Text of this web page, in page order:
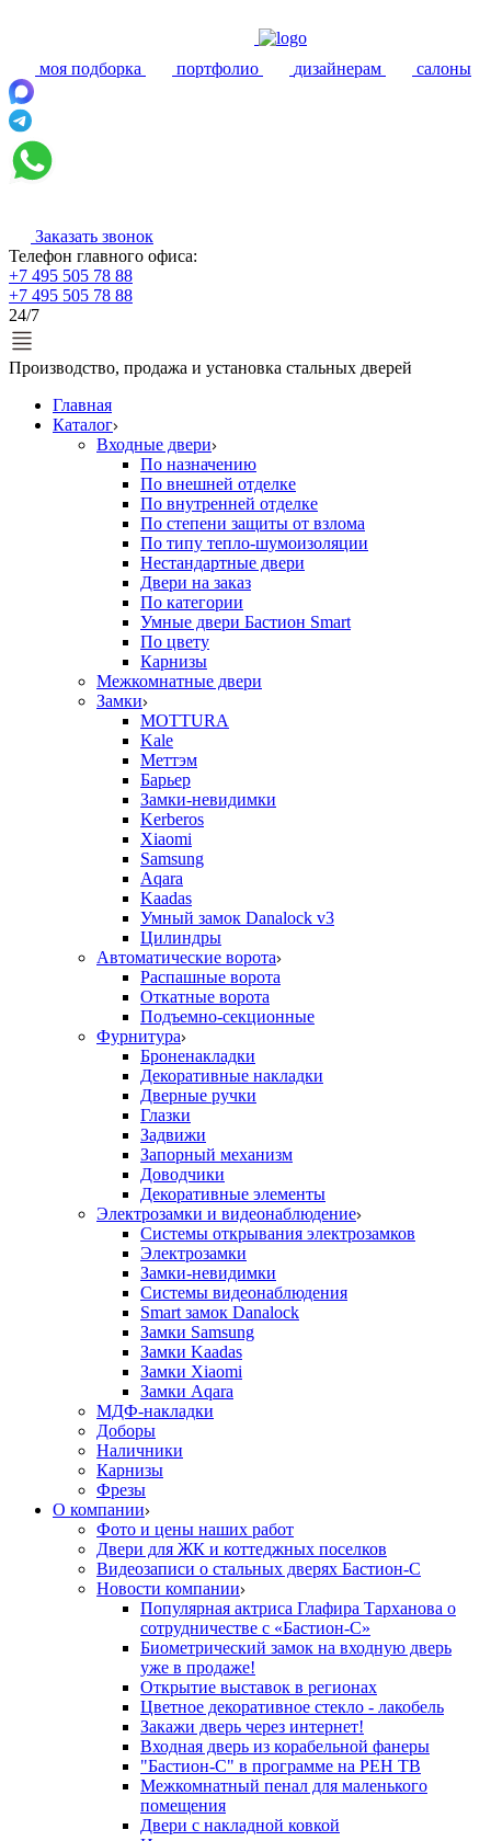
моя подборка портфолио дизайнерам салоны
Заказать звонок
Телефон главного офиса:
+7 495 505 78 88
+7 495 505 78 88
24/7
Производство, продажа и установка стальных дверей
Главная
Каталог
Входные двери
По назначению
По внешней отделке
По внутренней отделке
По степени защиты от взлома
По типу тепло-шумоизоляции
Нестандартные двери
Двери на заказ
По категории
Умные двери Бастион Smart
По цвету
Карнизы
Межкомнатные двери
Замки
MOTTURA
Kale
Меттэм
Барьер
Замки-невидимки
Kerberos
Xiaomi
Samsung
Aqara
Kaadas
Умный замок Danalock v3
Цилиндры
Автоматические ворота
Распашные ворота
Откатные ворота
Подъемно-секционные
Фурнитура
Броненакладки
Декоративные накладки
Дверные ручки
Глазки
Задвижи
Запорный механизм
Доводчики
Декоративные элементы
Электрозамки и видеонаблюдение
Системы открывания электрозамков
Электрозамки
Замки-невидимки
Системы видеонаблюдения
Smart замок Danalock
Замки Samsung
Замки Kaadas
Замки Xiaomi
Замки Aqara
МДФ-накладки
Доборы
Наличники
Карнизы
Фрезы
О компании
Фото и цены наших работ
Двери для ЖК и коттеджных поселков
Видеозаписи о стальных дверях Бастион-С
Новости компании
Популярная актриса Глафира Тарханова о
сотрудничестве с «Бастион-С»
Биометрический замок на входную дверь
уже в продаже!
Открытие выставок в регионах
Цветное декоративное стекло - лакобель
Закажи дверь через интернет!
Входная дверь из корабельной фанеры
"Бастион-С" в программе на РЕН ТВ
Межкомнатный пенал для маленького
помещения
Двери с накладной ковкой